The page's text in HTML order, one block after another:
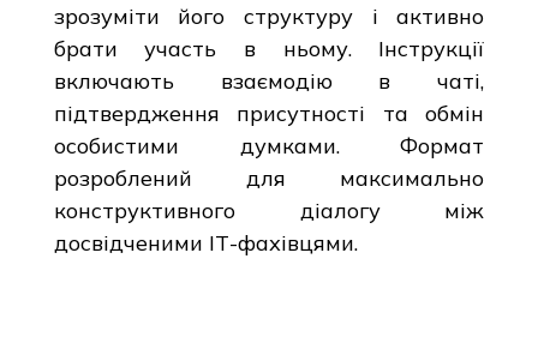
зрозуміти його структуру і активно
брати участь в ньому. Інструкції
включають взаємодію в чаті,
підтвердження присутності та обмін
особистими думками. Формат
розроблений для максимально
конструктивного діалогу між
досвідченими ІТ-фахівцями.